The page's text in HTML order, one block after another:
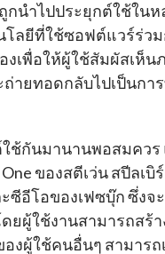
นำไปประยุกต์ใช้ใน
โลยีที่ใช้ซอฟต์แวร์ร่
เพื่อให้ผู้ใช้สัมผัสเห็น
ยทอดกลับไปเป็นกา
ช้กันมานานพอสมคว
ของสตีเว่น สปีลเ
อีโอของเฟซบุ๊ก ซึ่งจ
ดยผู้ใช้งานสามารถส
งผู้ใช้คนอื่นๆ สามาร